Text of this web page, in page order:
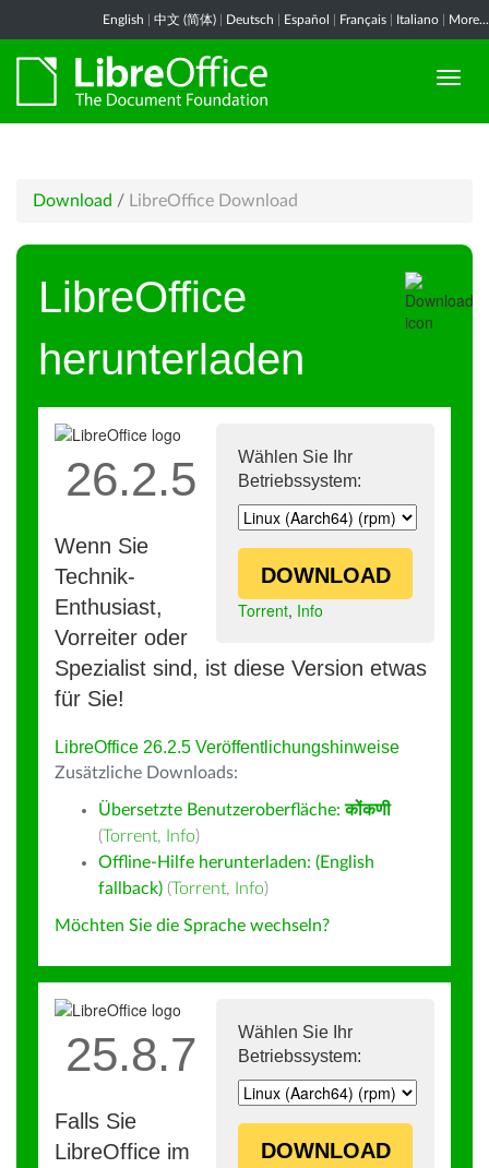
English 中文 (简体) Deutsch Español Français Italiano More...
Download / LibreOffice Download
LibreOffice
herunterladen
Wählen Sie Ihr
Betriebssystem:
DOWNLOAD
Torrent, Info
26.2.5
Wenn Sie
Technik-
Enthusiast,
Vorreiter oder
Spezialist sind, ist diese Version etwas
für Sie!
LibreOffice 26.2.5 Veröffentlichungshinweise
Zusätzliche Downloads:
Übersetzte Benutzeroberfläche:कोंकणी
(Torrent, Info)
Offline-Hilfe herunterladen: (English
fallback) (Torrent, Info)
Möchten Sie die Sprache wechseln?
Wählen Sie Ihr
Betriebssystem:
DOWNLOAD
25.8.7
Falls Sie
LibreOffice im